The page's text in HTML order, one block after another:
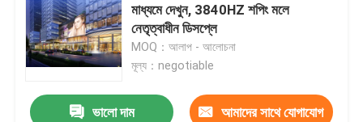
মাধ্যমে দেখুন, 3840HZ শপিং মলে
নেতৃত্বাধীন ডিসপ্লে
MOQ：আলাপ - আলোচনা
মূল্য：negotiable
ভালো দাম আমাদের সাথে যোগাযোগ